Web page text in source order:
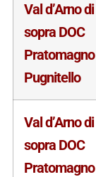
Val d’Arno di
sopra DOC
Pratomagno
Pugnitello
Val d’Arno di
sopra DOC
Pratomagno